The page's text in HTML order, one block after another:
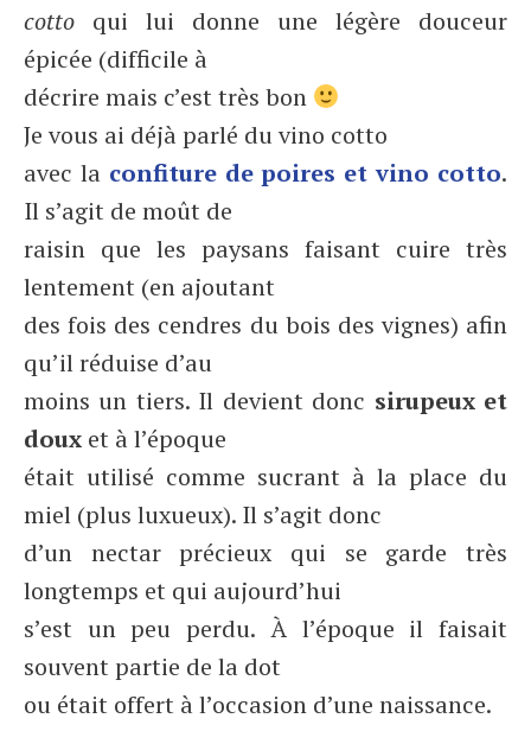
cotto qui lui donne une légère douceur
épicée (difficile à
décrire mais c’est très bon
Je vous ai déjà parlé du vino cotto
avec la confiture de poires et vino cotto.
Il s’agit de moût de
raisin que les paysans faisant cuire très
lentement (en ajoutant
des fois des cendres du bois des vignes) afin
qu’il réduise d’au
moins un tiers. Il devient donc sirupeux et
doux et à l’époque
était utilisé comme sucrant à la place du
miel (plus luxueux). Il s’agit donc
d’un nectar précieux qui se garde très
longtemps et qui aujourd’hui
s’est un peu perdu. À l’époque il faisait
souvent partie de la dot
ou était offert à l’occasion d’une naissance.